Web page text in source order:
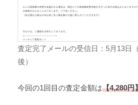
査定完了メールの受信日：5月13日
後）
今回の1回目の査定金額は【4,280円